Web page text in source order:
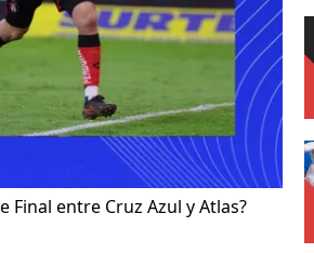
Final entre Cruz Azul y Atlas?